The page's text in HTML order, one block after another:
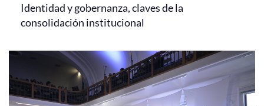
Identidad y gobernanza, claves de la
consolidación institucional